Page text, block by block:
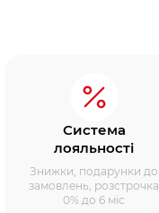
Система
лояльності
Знижки, подарунки до
замовлень, розстрочка
0% до 6 міс